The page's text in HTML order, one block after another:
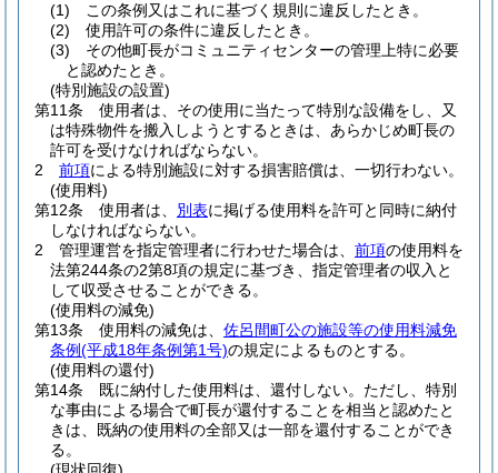
(1)
この条例又はこれに基づく規則に違反したとき。
(2)
使用許可の条件に違反したとき。
(3)
その他町長がコミュニティセンターの管理上特に必要
と認めたとき。
(特別施設の設置)
第11条
使用者は、その使用に当たって特別な設備をし、又
は特殊物件を搬入しようとするときは、あらかじめ町長の
許可を受けなければならない。
2
前項による特別施設に対する損害賠償は、一切行わない。
(使用料)
第12条
使用者は、 別表に掲げる使用料を許可と同時に納付
しなければならない。
2
管理運営を指定管理者に行わせた場合は、 前項の使用料を
法第244条の2第8項の規定に基づき、指定管理者の収入と
して収受させることができる。
(使用料の減免)
第13条
使用料の減免は、 佐呂間町公の施設等の使用料減免
条例(平成18年条例第1号)の規定によるものとする。
(使用料の還付)
第14条
既に納付した使用料は、還付しない。 ただし、特別
な事由による場合で町長が還付することを相当と認めたと
きは、既納の使用料の全部又は一部を還付することができ
る。